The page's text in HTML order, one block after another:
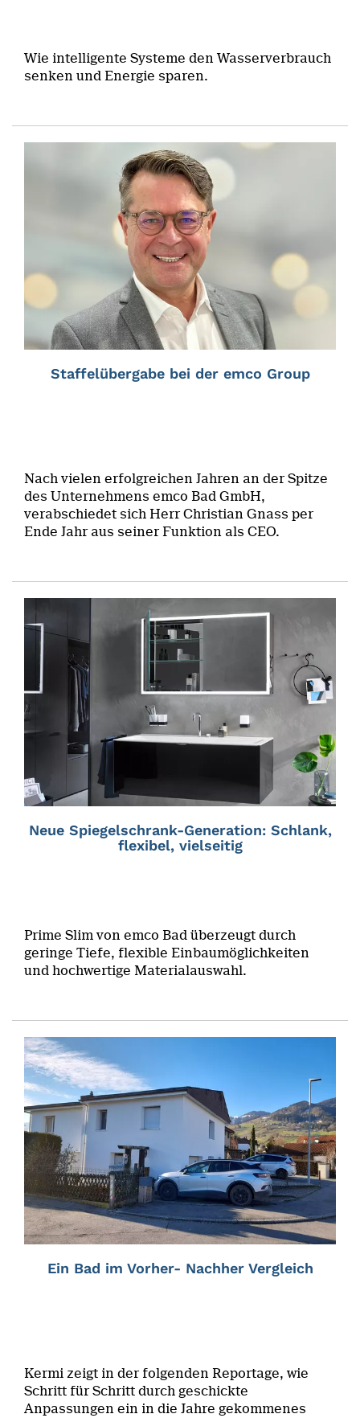
Wie intelligente Systeme den Wasserverbrauch
senken und Energie sparen.
Staffelübergabe bei der emco Group
Nach vielen erfolgreichen Jahren an der Spitze
des Unternehmens emco Bad GmbH,
verabschiedet sich Herr Christian Gnass per
Ende Jahr aus seiner Funktion als CEO.
Neue Spiegelschrank-Generation: Schlank,
flexibel, vielseitig
Prime Slim von emco Bad überzeugt durch
geringe Tiefe, flexible Einbaumöglichkeiten
und hochwertige Materialauswahl.
Ein Bad im Vorher- Nachher Vergleich
Kermi zeigt in der folgenden Reportage, wie
Schritt für Schritt durch geschickte
Anpassungen ein in die Jahre gekommenes